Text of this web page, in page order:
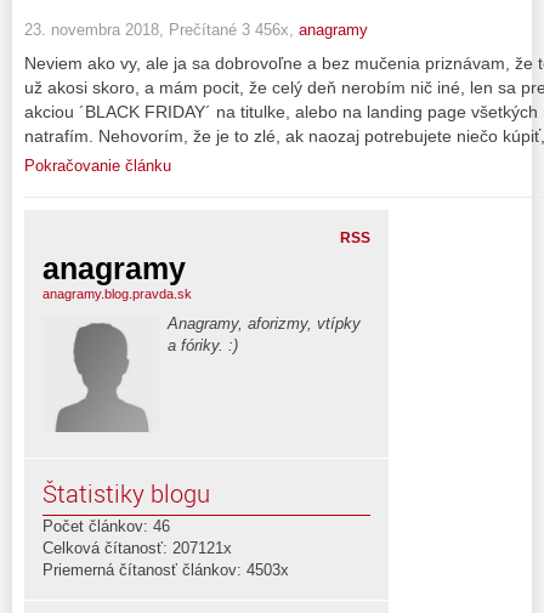
23. novembra 2018, Prečítané 3 456x, anagramy
Neviem ako vy, ale ja sa dobrovoľne a bez mučenia priznávam, že
už akosi skoro, a mám pocit, že celý deň nerobím nič iné, len sa
akciou ´BLACK FRIDAY´ na titulke, alebo na landing page
natrafím. Nehovorím, že je to zlé, ak naozaj potrebujete niečo
Pokračovanie článku
RSS
anagramy
anagramy.blog.pravda.sk
Anagramy, aforizmy, vtípky
a fóriky. :)
Štatistiky blogu
Počet článkov: 46
Celková čítanosť: 207121x
Priemerná čítanosť článkov: 4503x